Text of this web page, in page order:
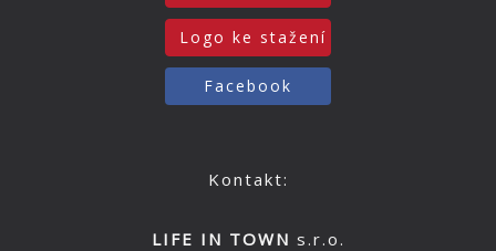
Logo ke stažení
Facebook
Kontakt:
LIFE IN TOWN s.r.o.